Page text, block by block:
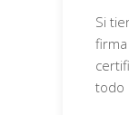
Si
todo